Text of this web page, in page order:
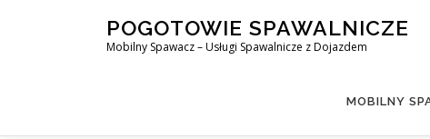
POGOTOWIE SPAWALNICZE
Mobilny Spawacz – Usługi Spawalnicze z Dojazdem
MOBILNY